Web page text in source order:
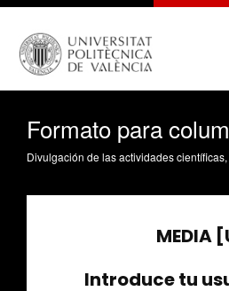
Formato para